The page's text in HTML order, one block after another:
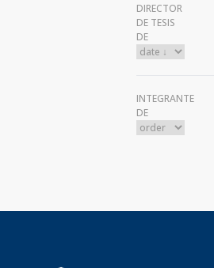
DIRECTOR
DE TESIS
DE
INTEGRANTE
DE